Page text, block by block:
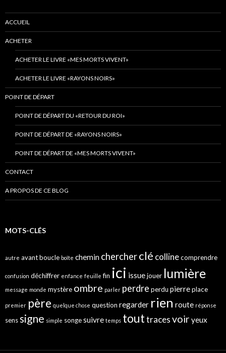
ACCUEIL
ACHETER
ACHETER LE LIVRE «MES MORTS VIVENT»
ACHETER LE LIVRE «RAYONS NOIRS»
POINT DE DÉPART
POINT DE DÉPART DU «RETOUR DU ROI»
POINT DE DÉPART DE «RAYONS NOIRS»
POINT DE DÉPART DE «MES MORTS VIVENT»
CONTACT
A PROPOS DE CE BLOG
MOTS-CLÉS
autre avantboucle boîte chemin chercherclé collinecomprendre
confusion déchiffrer enfance feuille fin ici issuejouer lumière
message monde mystère ombre parler perdre perdu pierreplace
premier père quelque chose question regarder rien route réponse
senssigne simple songesuivre temps touttracesvoir yeux